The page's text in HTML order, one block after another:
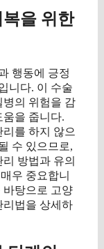
을 위한
행동에 긍정
니다. 이 수술
병의 위험을 감
을 줍니다.
를 하지 않으
수 있으므로,
방법과 유의
우 중요합니
바탕으로 고양
리법을 상세하